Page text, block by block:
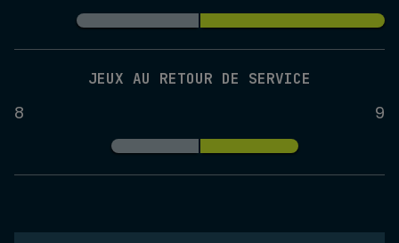
JEUX AU RETOUR DE SERVICE
8 9